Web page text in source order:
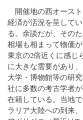
開催地の西オースト
経済が活況を呈してい
る。余談だが、その
相場も相まって物価が
東京の2倍近くに感じ
に大きな需要があり、
大学・博物館等の研
社に多数の考古学者が
在籍している。当地
ラリア大陸への到来、